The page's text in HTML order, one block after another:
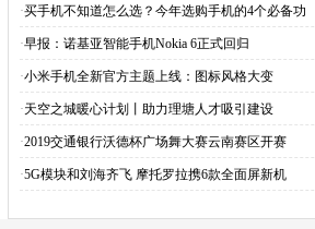
·买手机不知道怎么选？今年选购手机的4个必备功
·早报：诺基亚智能手机Nokia 6正式回归
·小米手机全新官方主题上线：图标风格大变
·天空之城暖心计划丨助力理塘人才吸引建设
·2019交通银行沃德杯广场舞大赛云南赛区开赛
·5G模块和刘海齐飞 摩托罗拉携6款全面屏新机